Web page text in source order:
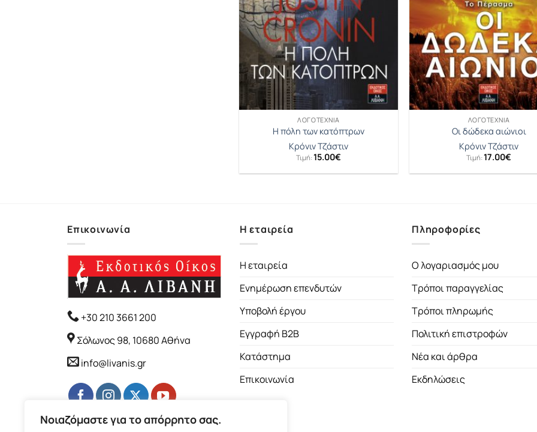
Νοιαζόμαστε για το απόρρητο σας.
ΛΟΓΟΤΕΧΝΊΑ
Η πόλη των κατόπτρων
Κρόνιν Τζάστιν
Τιμή:15.00€
ΛΟΓΟΤΕΧΝΊΑ
Οι δώδεκα αιώνιοι
Κρόνιν Τζάστιν
Τιμή:17.00€
Επικοινωνία
+30 210 3661 200
Σόλωνος 98, 10680 Αθήνα
info@livanis.gr
Η εταιρεία
Η εταιρεία
Ενημέρωση επενδυτών
Υποβολή έργου
Εγγραφή B2B
Κατάστημα
Επικοινωνία
Πληροφορίες
Ο λογαριασμός μου
Τρόποι παραγγελίας
Τρόποι πληρωμής
Πολιτική επιστροφών
Νέα και άρθρα
Εκδηλώσεις